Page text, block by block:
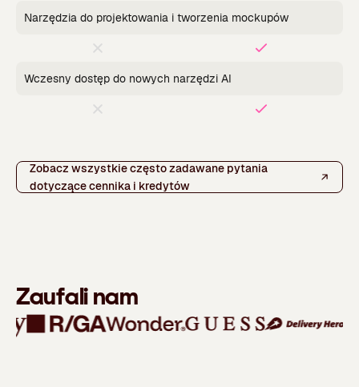
Narzędzia do projektowania i tworzenia mockupów
Wczesny dostęp do nowych narzędzi AI
Zobacz wszystkie często zadawane pytania
dotyczące cennika i kredytów
Zaufali nam